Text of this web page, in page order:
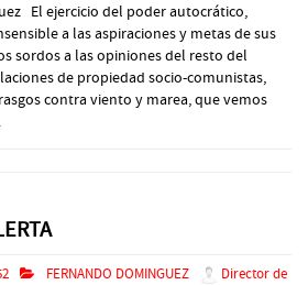
El ejercicio del poder autocrático,
a las aspiraciones y metas de sus
sordos a las opiniones del resto del
de propiedad socio-comunistas,
contra viento y marea, que vemos
FERNANDO DOMINGUEZ
Director de